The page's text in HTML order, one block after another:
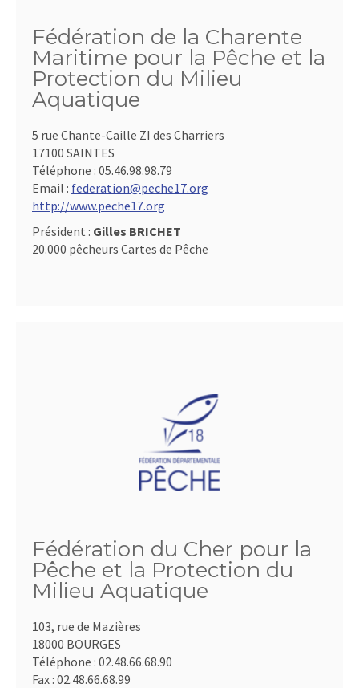
Fédération de la Charente
Maritime pour la Pêche et la
Protection du Milieu
Aquatique
5 rue Chante-Caille ZI des Charriers
17100 SAINTES
Téléphone : 05.46.98.98.79
Email : federation@peche17.org
http://www.peche17.org
Président : Gilles BRICHET
20.000 pêcheurs Cartes de Pêche
Fédération du Cher pour la
Pêche et la Protection du
Milieu Aquatique
103, rue de Mazières
18000 BOURGES
Téléphone : 02.48.66.68.90
Fax : 02.48.66.68.99